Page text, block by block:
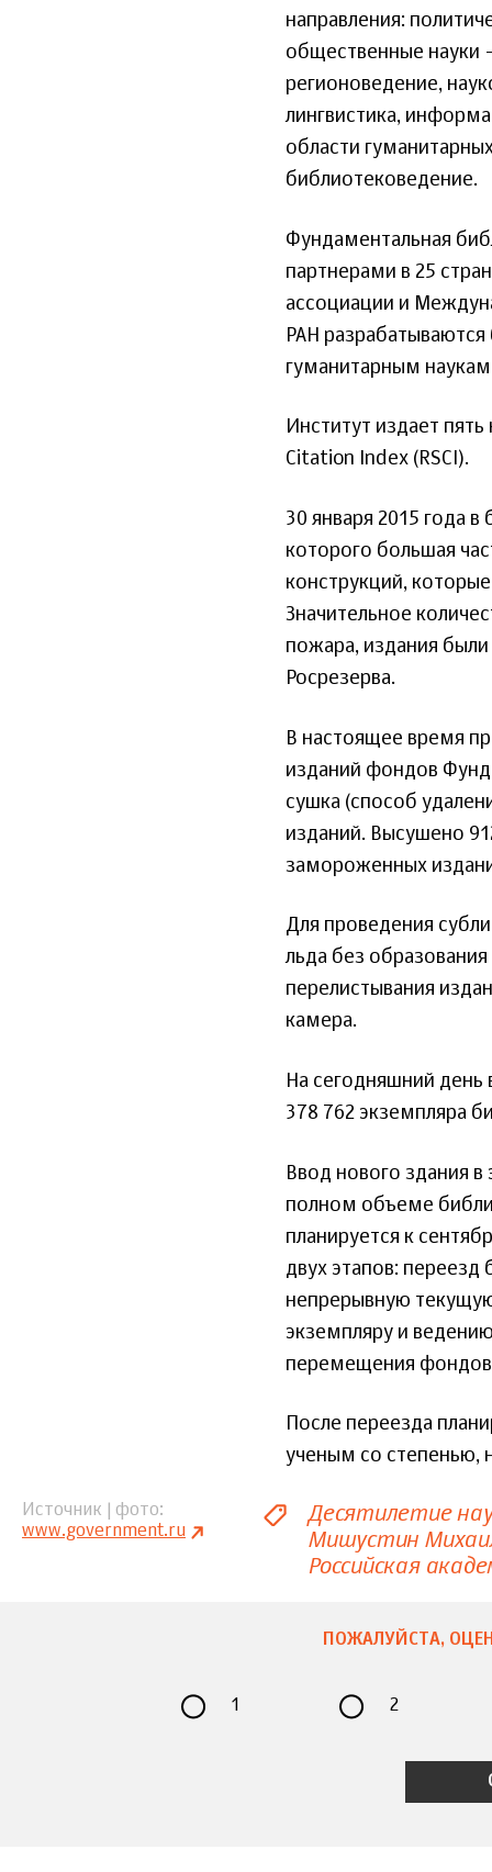
направления:
общественные
регионоведение,
лингвистика,
области
библиотековедение.
Фундаментальная
партнерами в 25
ассоциации и
РАН
гуманитарным
Институт издает
Citation Index (RSCI).
30 января 2015 года
которого большая
конструкций,
Значительное
пожара, издания
Росрезерва.
В настоящее время
изданий фондов
сушка (способ
изданий. Высушено
замороженных
Для проведения
льда без
перелистывания
камера.
На сегодняшний день
378 762 экземпляра
Ввод нового здания в
полном объеме
планируется к
двух этапов:
непрерывную
экземпляру и
перемещения
После переезда
ученым со степенью,
Источник | фото
www.government.ru
Десятилетие
Мишустин
Российская
ПОЖАЛУЙСТА,
1 2